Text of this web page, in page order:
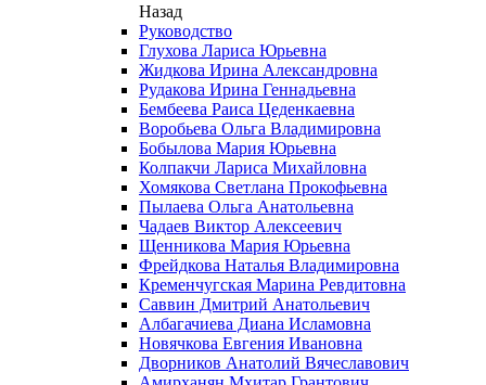
Назад
Руководство
Глухова Лариса Юрьевна
Жидкова Ирина Александровна
Рудакова Ирина Геннадьевна
Бембеева Раиса Цеденкаевна
Воробьева Ольга Владимировна
Бобылова Мария Юрьевна
Колпакчи Лариса Михайловна
Хомякова Светлана Прокофьевна
Пылаева Ольга Анатольевна
Чадаев Виктор Алексеевич
Щенникова Мария Юрьевна
Фрейдкова Наталья Владимировна
Кременчугская Марина Ревдитовна
Саввин Дмитрий Анатольевич
Албагачиева Диана Исламовна
Новячкова Евгения Ивановна
Дворников Анатолий Вячеславович